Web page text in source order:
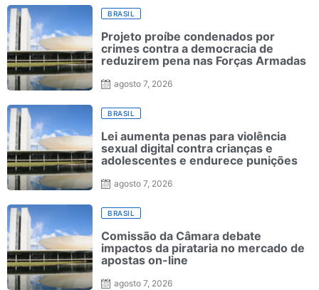
BRASIL
Projeto proíbe condenados por
crimes contra a democracia de
reduzirem pena nas Forças Armadas
agosto 7, 2026
BRASIL
Lei aumenta penas para violência
sexual digital contra crianças e
adolescentes e endurece punições
agosto 7, 2026
BRASIL
Comissão da Câmara debate
impactos da pirataria no mercado de
apostas on-line
agosto 7, 2026